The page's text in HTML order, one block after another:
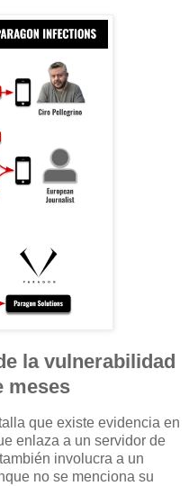
la vulnerabilidad
meses
que existe evidencia en
enlaza a un servidor de
involucra a un
no se menciona su